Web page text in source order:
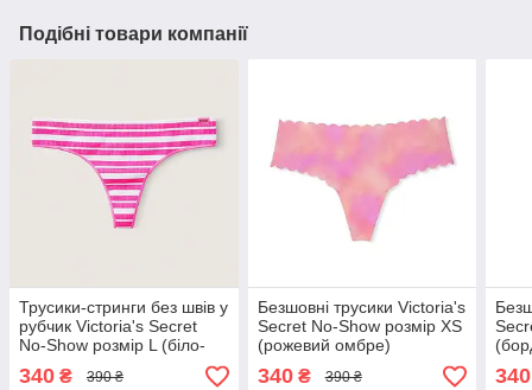
Подібні товари компанії
Трусики-стринги без швів у
рубчик Victoria's Secret
No-Show розмір L (біло-
рожеві)
340 ₴ 390 ₴
Безшовні трусики Victoria's
Secret No-Show розмір XS
(рожевий омбре)
340₴ 390 ₴ 340